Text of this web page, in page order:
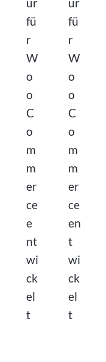
ur
fü
r
W
o
o
C
o
m
m
er
ce
e
nt
wi
ck
el
t
ur
fü
r
W
o
o
C
o
m
m
er
ce
en
t
wi
ck
el
t